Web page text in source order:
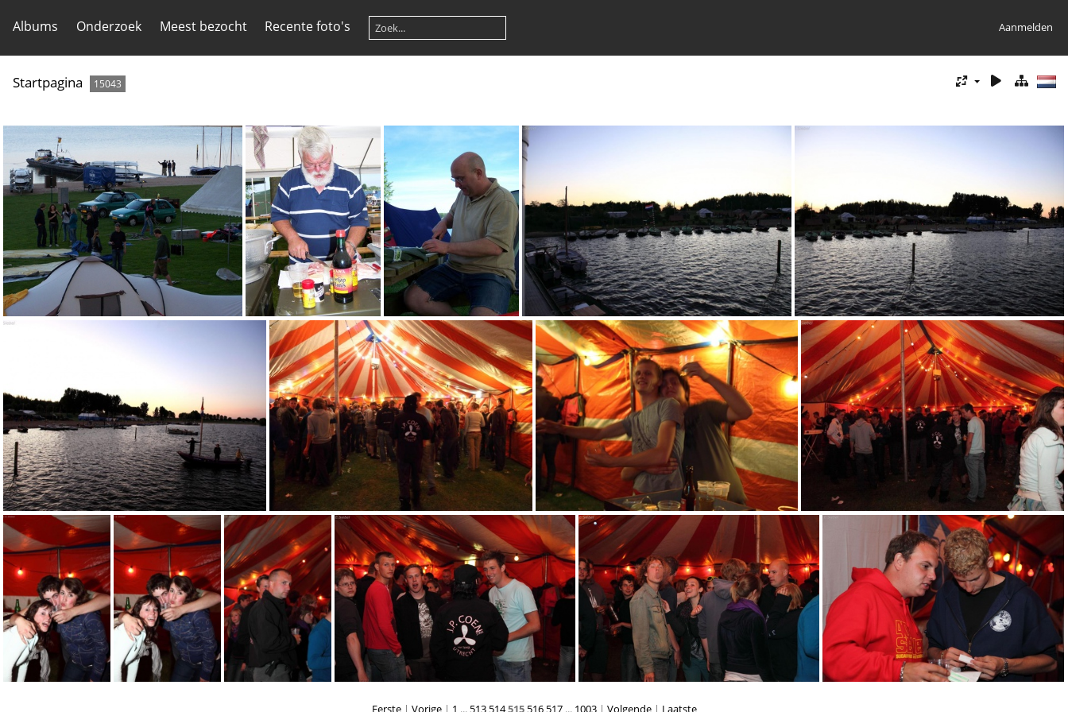
Albums Onderzoek Meest bezocht Recente foto's Aanmelden
Startpagina 15043
100 2259 100 2260 1024x768-IMG 2551 pika 2009 1024x768-IMG 2552 pika 2009
1024x768-IMG 2553 pika 2009 1024x768-IMG 2556pika 2009 1024x768-IMG 2557 pika 2009 1024x768-IMG 2558 pika 2009
Eerste| Vorige| 1 ... 513 514515 516 517... 1003 | Volgende | Laatste